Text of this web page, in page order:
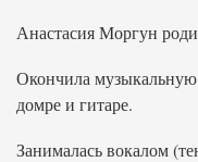
Анастасия Моргун
Окончила
домре и гитаре.
Занималась вокалом